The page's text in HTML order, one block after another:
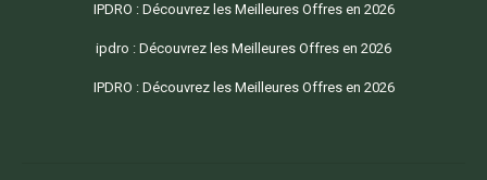
IPDRO : Découvrez les Meilleures Offres en 2026
ipdro : Découvrez les Meilleures Offres en 2026
IPDRO : Découvrez les Meilleures Offres en 2026